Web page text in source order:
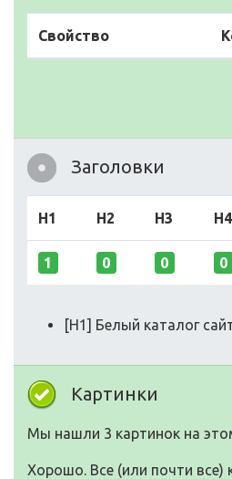
Свойство
Заголовки
H1 H2 H3 H4
1 0 0 0
[H1] Белый каталог
Картинки
Мы нашли 3 картинок на
Хорошо. Все (или почти все)